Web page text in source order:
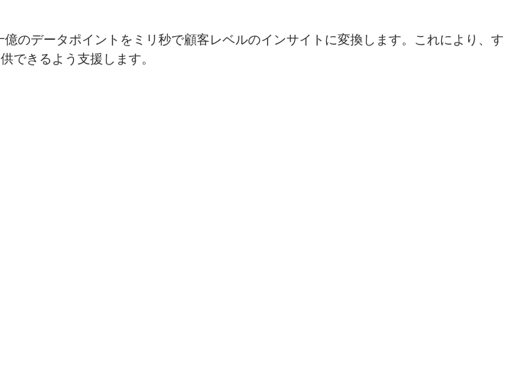
のデータポイントをミリ秒で顧客レベルのインサイトに変換します。これにより、す
できるよう支援します。